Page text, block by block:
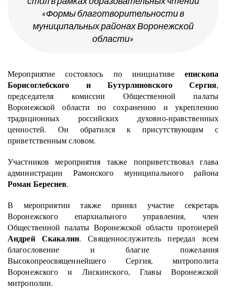
«Формы благотворительности в
муниципальных районах Воронежской
области»
Мероприятие состоялось по инициативеепископа
Борисоглебского и Бутурлиновского Сергия,
председателя комиссии Общественной палаты
Воронежской области по сохранению и укреплению
традиционных российских духовно-нравственных
ценностей. Он обратился к присутствующим с
приветственным словом.
Участников мероприятия также поприветствовал глава
администрации Рамонского муниципального района
Роман Береснев.
В мероприятии также принял участие секретарь
Воронежского епархиального управления, член
Общественной палаты Воронежской области протоиерей
Андрей Скакалин. Священнослужитель передал всем
благословение и благие пожелания
Высокопреосвященнейшего Сергия, митрополита
Воронежского и Лискинского, Главы Воронежской
митрополии.